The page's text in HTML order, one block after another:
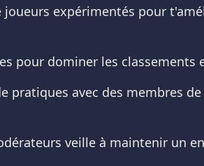
joueurs expérimentés pour
pour dominer les classements
pratiques avec des membres
veille à maintenir un